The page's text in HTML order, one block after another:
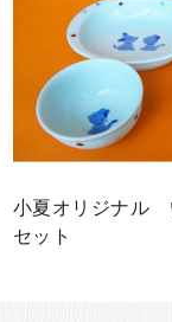
小夏オリジナル
セット